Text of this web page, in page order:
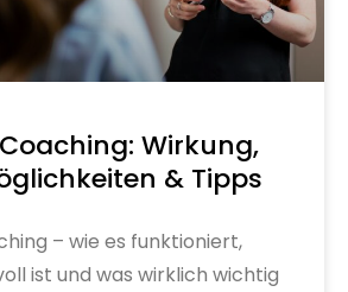
Wirkung,
& Tipps
– wie es funktioniert,
ist und was wirklich wichtig